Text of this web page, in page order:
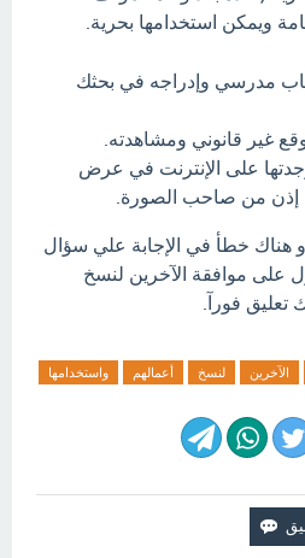
ويمكن استخدامها بحرية.
مدرسي وإدراجه في بحثك
غير قانوني ومشاهدته.
على الإنترنت في عرض
إذن من صاحب الصورة.
هناك خطأ في الإجابة علي سؤال
موافقة الآخرين لنسخ
تعليق فورآ.
الآخرين لنسخ أعمالهم واستخدامها